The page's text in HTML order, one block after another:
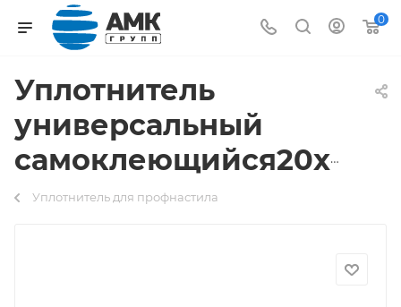
0
Уплотнитель
универсальный
самоклеющийся20х50
Уплотнитель для профнастила